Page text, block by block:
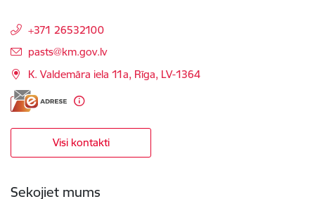
+371 26532100
E-pasts:
pasts@km.gov.lv
K. Valdemāra iela 11a, Rīga, LV-1364
Visi kontakti
Sekojiet mums